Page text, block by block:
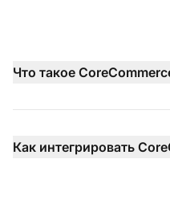
Что такое
Как интегрировать